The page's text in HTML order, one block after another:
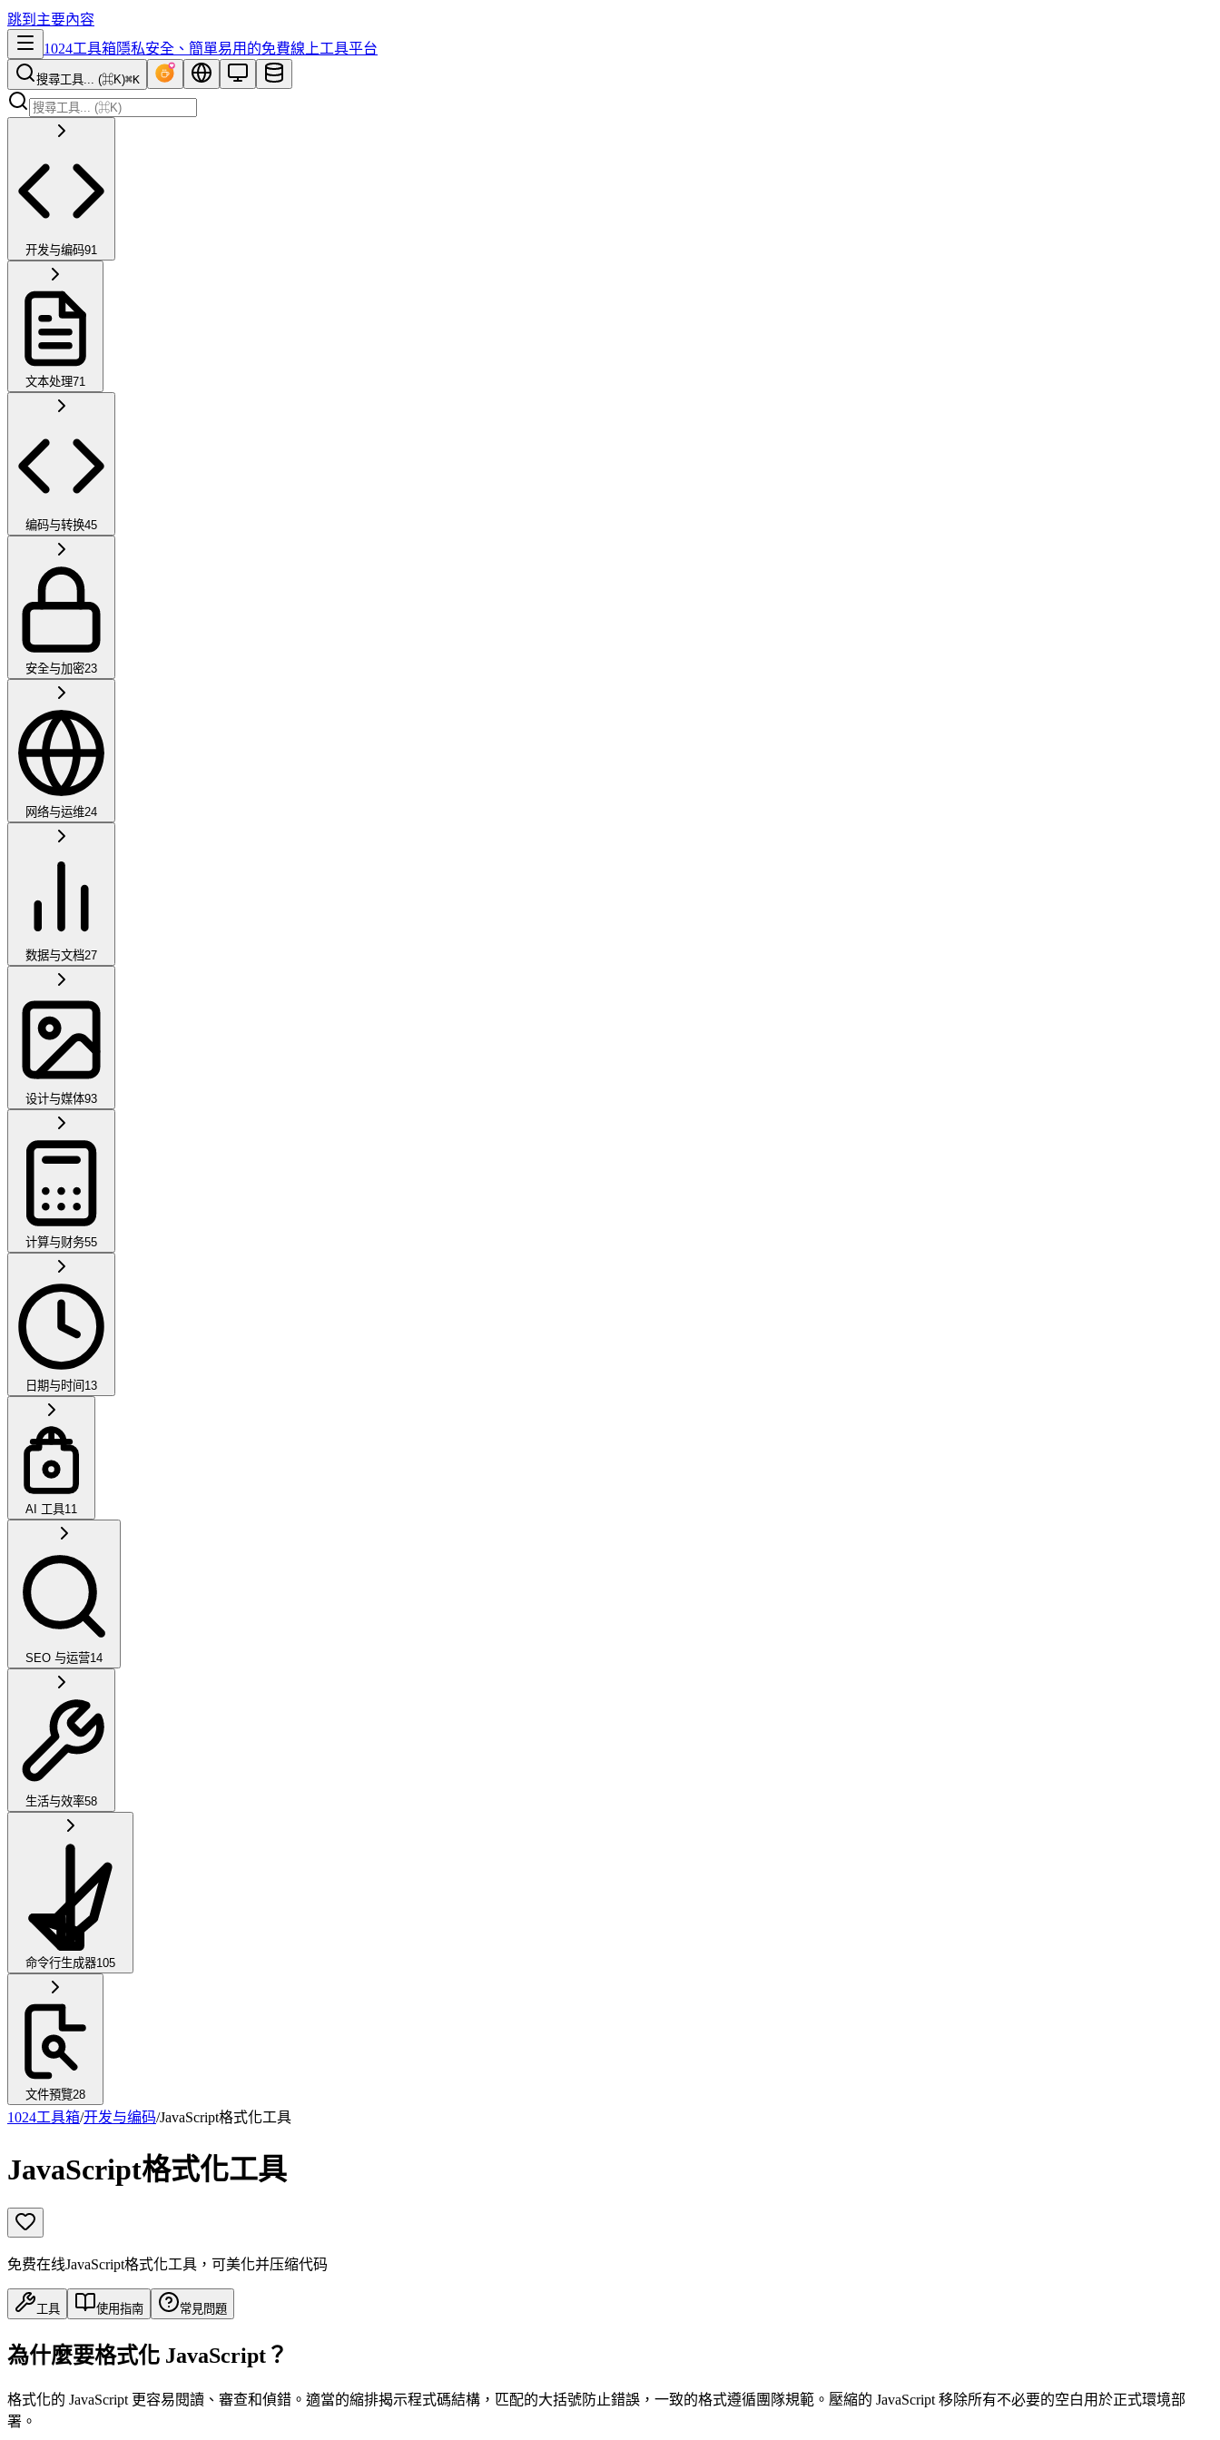
跳到主要內容
1024工具箱隱私安全、簡單易用的免費線上工具平台
搜尋工具... (⌘K)⌘K
开发与编码91
文本处理71
编码与转换45
安全与加密23
网络与运维24
数据与文档27
设计与媒体93
计算与财务55
日期与时间 13
AI 工具11
SEO 与运营14
生活与效率58
命令行生成器105
文件預覽28
1024工具箱/开发与编码/JavaScript格式化工具
JavaScript格式化工具
免费在线JavaScript格式化工具，可美化并压缩代码
工具 使用指南 常見問題
為什麼要格式化 JavaScript？
格式化的 JavaScript 更容易閱讀、審查和偵錯。適當的縮排揭示程式碼結構，匹配的大括號防止錯誤，一致的格式遵循團隊規範。壓縮的 JavaScript 移除所有不必要的空白用於正式環境部
署。